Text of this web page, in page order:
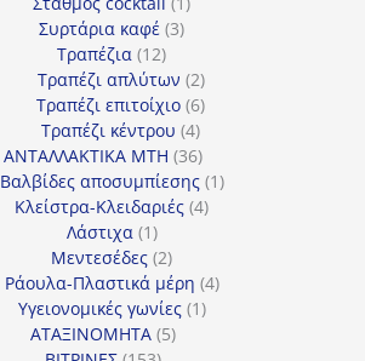
Συρτάρια καφέ 33
Τραπέζια 1212
προϊόντα
Τραπέζι απλύτων 22
προϊόντα
Τραπέζι επιτοίχιο 66
προϊόντα
Τραπέζι κέντρου 44
προϊόντα
ΑΝΤΑΛΛΑΚΤΙΚΑ MTH 3636
προϊόντα
Βαλβίδες αποσυμπίεσης 11
Κλείστρα-Κλειδαριές 44
Λάστιχα 11
προϊόν
Μεντεσέδες 22
προϊόντα
Ράουλα-Πλαστικά μέρη 44
Υγειονομικές γωνίες 11
ΑΤΑΞΙΝΟΜΗΤΑ 55